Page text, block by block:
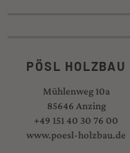
PÖSL HOLZBAU
Mühlenweg 10a
85646 Anzing
+49 151 40 30 76 00
www.poesl-holzbau.de